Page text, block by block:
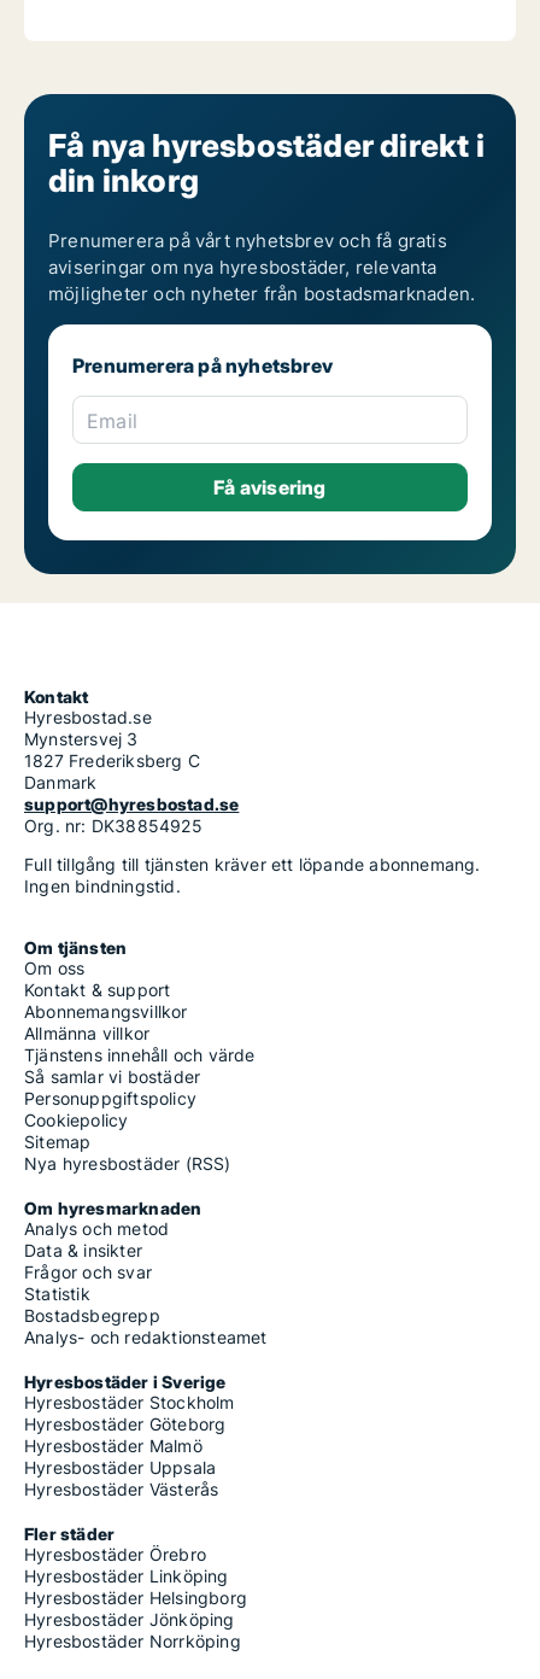
Få nya hyresbostäder direkt i
din inkorg
Prenumerera på vårt nyhetsbrev och få gratis
aviseringar om nya hyresbostäder, relevanta
möjligheter och nyheter från bostadsmarknaden.
Prenumerera på nyhetsbrev
Email
Kontakt
Hyresbostad.se
Mynstersvej 3
1827 Frederiksberg C
Danmark
support@hyresbostad.se
Org. nr: DK38854925
Full tillgång till tjänsten kräver ett löpande abonnemang.
Ingen bindningstid.
Om tjänsten
Om oss
Kontakt & support
Abonnemangsvillkor
Allmänna villkor
Tjänstens innehåll och värde
Så samlar vi bostäder
Personuppgiftspolicy
Cookiepolicy
Sitemap
Nya hyresbostäder (RSS)
Om hyresmarknaden
Analys och metod
Data & insikter
Frågor och svar
Statistik
Bostadsbegrepp
Analys- och redaktionsteamet
Hyresbostäder i Sverige
Hyresbostäder Stockholm
Hyresbostäder Göteborg
Hyresbostäder Malmö
Hyresbostäder Uppsala
Hyresbostäder Västerås
Fler städer
Hyresbostäder Örebro
Hyresbostäder Linköping
Hyresbostäder Helsingborg
Hyresbostäder Jönköping
Hyresbostäder Norrköping